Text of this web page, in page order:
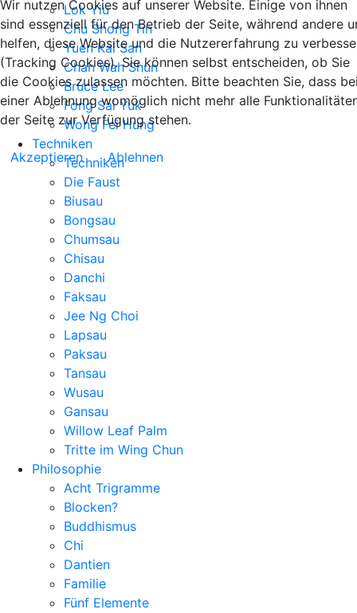
Lok Yiu
Chu Shong Tin
Yuen Kai San
Chan Wah Shun
Bruce Lee
Fong Sai Yuk
Wong Fei Hung
Techniken
Techniken
Die Faust
Biusau
Bongsau
Chumsau
Chisau
Danchi
Faksau
Jee Ng Choi
Lapsau
Paksau
Tansau
Wusau
Gansau
Willow Leaf Palm
Tritte im Wing Chun
Philosophie
Acht Trigramme
Blocken?
Buddhismus
Chi
Dantien
Familie
Fünf Elemente
Wir nutzen Cookies auf unserer Website. Einige von ihnen
sind essenziell für den Betrieb der Seite, während andere
helfen, diese Website und die Nutzererfahrung zu
(Tracking Cookies). Sie können selbst entscheiden, ob Sie
die Cookies zulassen möchten. Bitte beachten Sie, dass
einer Ablehnung womöglich nicht mehr alle
der Seite zur Verfügung stehen.
Akzeptieren Ablehnen